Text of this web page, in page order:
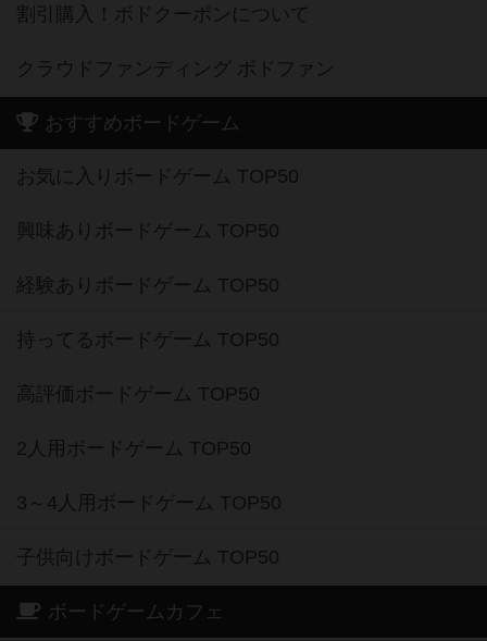
割引購入！ボドクーポンについて
クラウドファンディング ボドファン
おすすめボードゲーム
お気に入りボードゲーム TOP50
興味ありボードゲーム TOP50
経験ありボードゲーム TOP50
持ってるボードゲーム TOP50
高評価ボードゲーム TOP50
2人用ボードゲーム TOP50
3～4人用ボードゲーム TOP50
子供向けボードゲーム TOP50
ボードゲームカフェ